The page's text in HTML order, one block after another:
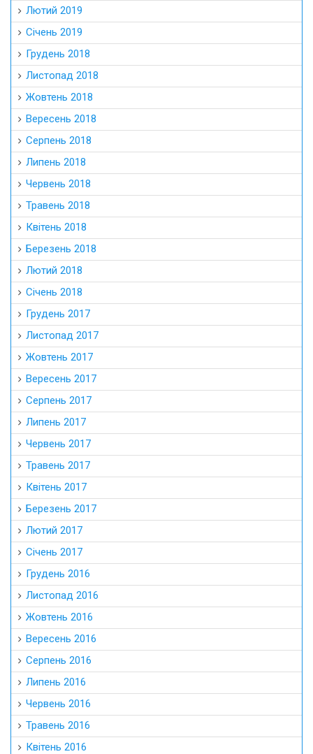
Лютий 2019
Січень 2019
Грудень 2018
Листопад 2018
Жовтень 2018
Вересень 2018
Серпень 2018
Липень 2018
Червень 2018
Травень 2018
Квітень 2018
Березень 2018
Лютий 2018
Січень 2018
Грудень 2017
Листопад 2017
Жовтень 2017
Вересень 2017
Серпень 2017
Липень 2017
Червень 2017
Травень 2017
Квітень 2017
Березень 2017
Лютий 2017
Січень 2017
Грудень 2016
Листопад 2016
Жовтень 2016
Вересень 2016
Серпень 2016
Липень 2016
Червень 2016
Травень 2016
Квітень 2016